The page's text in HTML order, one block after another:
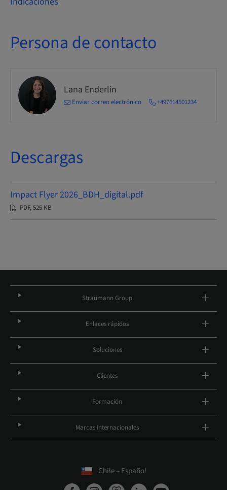
Persona de contacto
Lana Enderlin
Enviar correo electrónico +497614501234
Descargas
Impact Flyer 2026_BDH_digital.pdf
PDF, 525 KB
Straumann Group
Enlaces rápidos
Soluciones
Clientes
Formación
Marcas internacionales
Chile – Español